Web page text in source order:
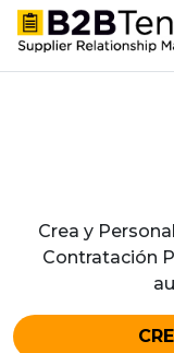
Crea y
Contratación